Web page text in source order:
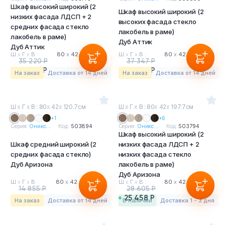
Шкаф высокий широкий (2
низких фасада ЛДСП + 2
средних фасада стекло
лакобель в раме)
Дуб Аттик
Ш х Г х В : 80 х42х 197.7 см
31 346 Р
35 220 Р
На заказ Доставка от 14 дней
Шкаф высокий широкий (2
высоких фасада стекло
лакобель в раме)
Дуб Аттик
Ш х Г х В : 80 х 42х 197.7 см
33 239 Р
37 347 Р
На заказ Доставка от 14 дней
Ш х Г х В : 80х 42х 120.7см
+1
Серия: Оникс... Код: 503894
Шкаф средний широкий (2
средних фасада стекло)
Дуб Аризона
Ш х Г х В : 80 х42 х 120.7 см
13 221 Р
14 855 Р
На заказ Доставка от 14 дней
Ш х Г х В : 80х 42х 197.7см
+6
Серия: Оникс... Код: 503794
Шкаф высокий широкий (2
низких фасада ЛДСП + 2
низких фасада стекло
лакобель в раме)
Дуб Аризона
Ш х Г х В : 80 х 42х 197.7 см
25 458 Р
28 605 Р
в наличии Доставка 1 - 3 дня
Тумбы офисные
Офисные шкафы
Офисные диваны
Обеденная зона
Искусственные растения